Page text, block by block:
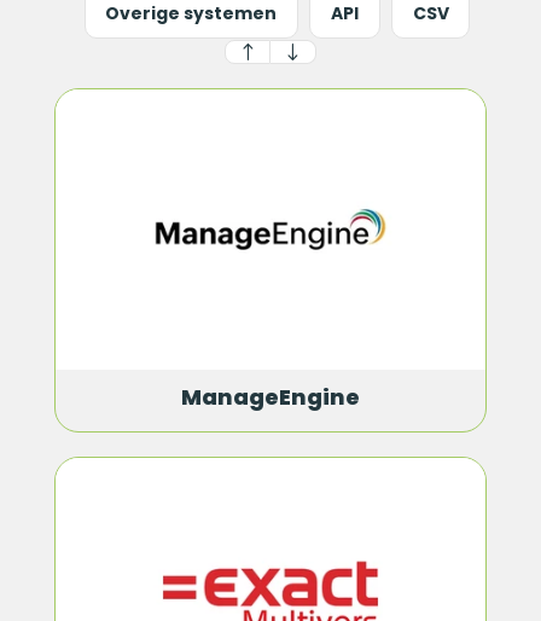
Overige systemen API CSV
ManageEngine